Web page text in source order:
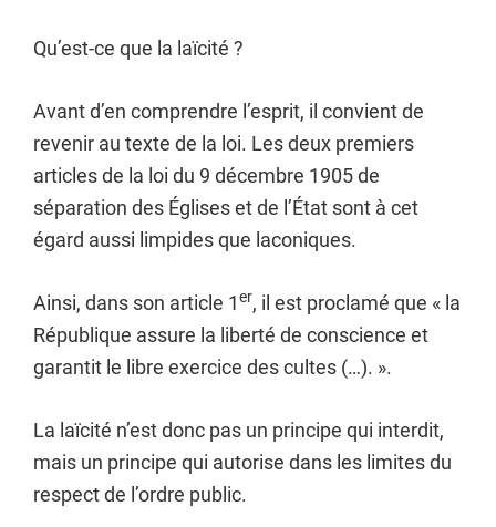
Qu’est-ce que la laïcité ?
Avant d’en comprendre l’esprit, il convient de
revenir au texte de la loi. Les deux premiers
articles de la loi du 9 décembre 1905 de
séparation des Églises et de l’État sont à cet
égard aussi limpides que laconiques.
Ainsi, dans son article 1er, il est proclamé que « la
République assure la liberté de conscience et
garantit le libre exercice des cultes (…). ».
La laïcité n’est donc pas un principe qui interdit,
mais un principe qui autorise dans les limites du
respect de l’ordre public.